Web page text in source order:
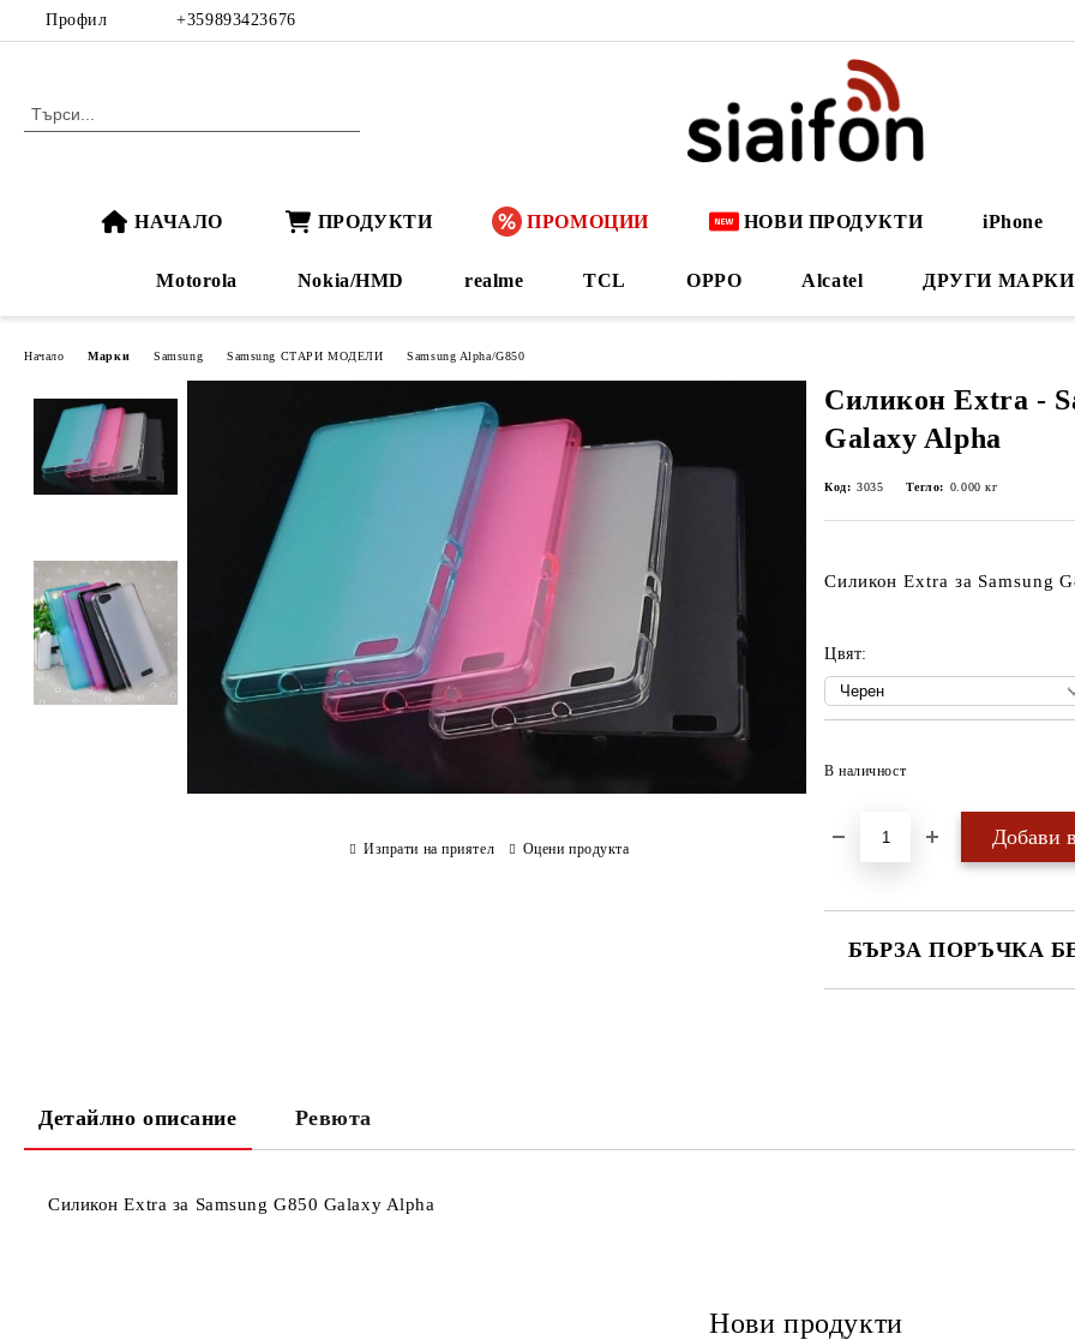
Профил +359893423676
НАЧАЛО ПРОДУКТИ ПРОМОЦИИ НОВИ ПРОДУКТИ iPhone
Motorola Nokia/HMD realme TCL OPPO Alcatel ДРУГИ МАРКИ
Начало Марки Samsung Samsung СТАРИ МОДЕЛИ Samsung Alpha/G850
Силикон Extra -
Galaxy Alpha
Код: 3035 Тегло: 0.000 кг
Силикон Extra за Samsung
Цвят:
В наличност
БЪРЗА ПОРЪЧКА
Изпрати на приятел Оцени продукта
Детайлно описание Ревюта
Силикон Extra за Samsung G850 Galaxy Alpha
Нови продукти